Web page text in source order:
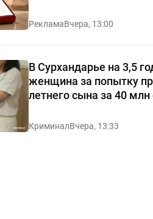
РекламаВчера, 13:00
В Сурхандарье на 3,5
женщина за попытку
летнего сына за 40
КриминалВчера, 13:33